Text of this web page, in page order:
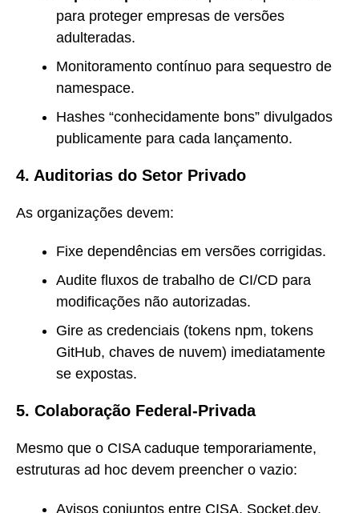
para proteger empresas de versões
adulteradas.
Monitoramento contínuo para sequestro de
namespace.
Hashes “conhecidamente bons” divulgados
publicamente para cada lançamento.
4. Auditorias do Setor Privado
As organizações devem:
Fixe dependências em versões corrigidas.
Audite fluxos de trabalho de CI/CD para
modificações não autorizadas.
Gire as credenciais (tokens npm, tokens
GitHub, chaves de nuvem) imediatamente
se expostas.
5. Colaboração Federal-Privada
Mesmo que o CISA caduque temporariamente,
estruturas ad hoc devem preencher o vazio:
Avisos conjuntos entre CISA, Socket.dev,